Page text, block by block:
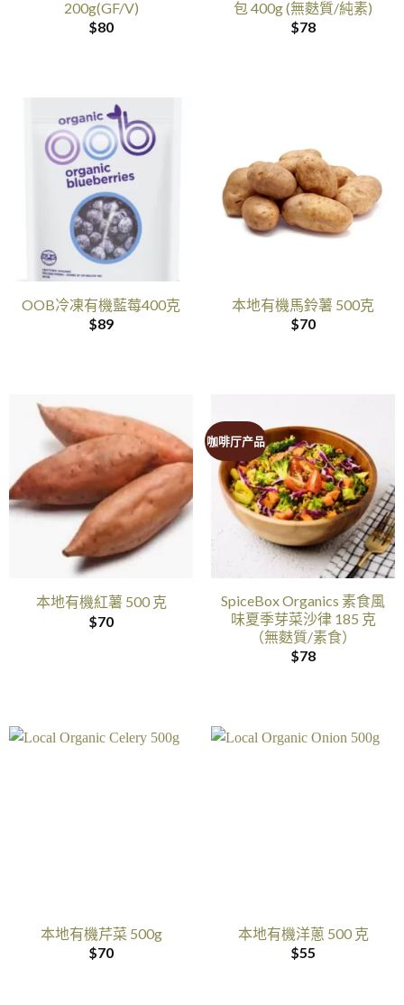
200g(GF/V)
$80
包 400g (無麩質/純素)
$78
OOB冷凍有機藍莓400克
$89
本地有機馬鈴薯 500克
$70
本地有機紅薯 500 克
$70
咖啡厅产品
SpiceBox Organics 素食風
味夏季芽菜沙律 185 克
（無麩質/素食）
$78
本地有機芹菜 500g
$70
本地有機洋蔥 500 克
$55